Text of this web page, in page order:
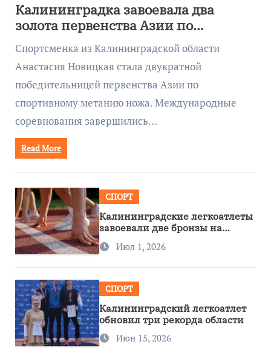
Калининградка завоевала два
золота первенства Азии по
метанию ножа
Спортсменка из Калининградской области
Анастасия Новицкая стала двукратной
победительницей первенства Азии по
спортивному метанию ножа. Международные
соревнования завершились…
Read More
СПОРТ
Калининградские легкоатлеты
завоевали две бронзы на
первенстве России
Июл 1, 2026
СПОРТ
Калининградский легкоатлет
обновил три рекорда области
Июн 15, 2026